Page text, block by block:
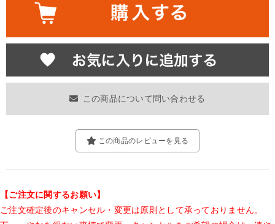
この商品について問い合わせる
この商品のレビューを見る
【ご注文に関するお願い】
ご注文確定後のキャンセル・変更は原則として承っておりません。